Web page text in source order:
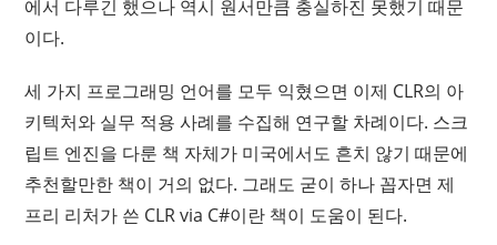
에서 다루긴 했으나 역시 원서만큼 충실하진 못했기 때문
이다.
세 가지 프로그래밍 언어를 모두 익혔으면 이제 CLR의 아
키텍처와 실무 적용 사례를 수집해 연구할 차례이다. 스크
립트 엔진을 다룬 책 자체가 미국에서도 흔치 않기 때문에
추천할만한 책이 거의 없다. 그래도 굳이 하나 꼽자면 제
프리 리처가 쓴 CLR via C#이란 책이 도움이 된다.